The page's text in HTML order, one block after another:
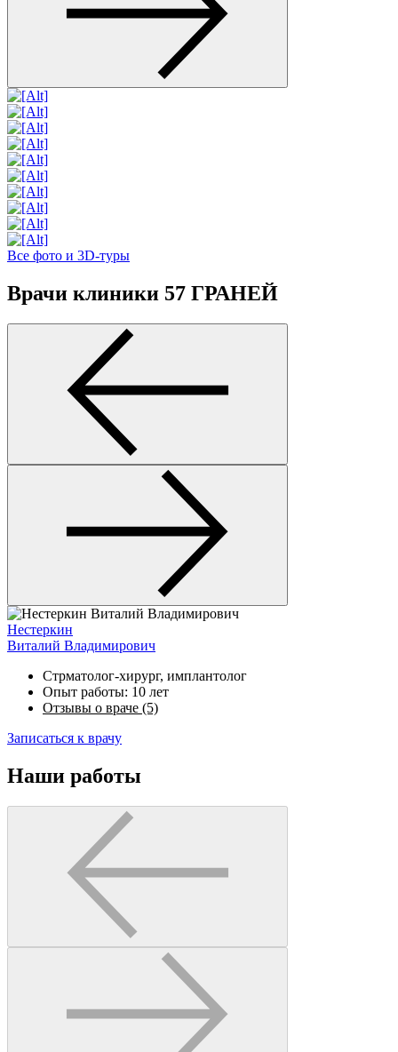
Все фото и 3D-туры
Врачи клиники 57 ГРАНЕЙ
Нестеркин
Виталий Владимирович
Стрматолог-хирург, имплантолог
Опыт работы: 10 лет
Отзывы о враче (5)
Записаться к врачу
Наши работы